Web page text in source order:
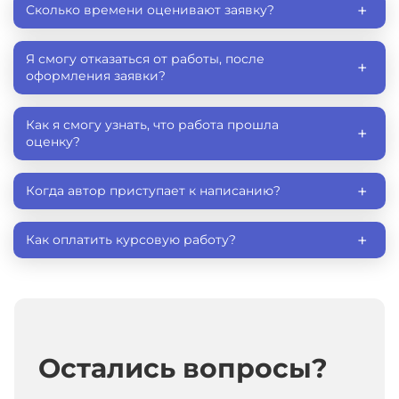
Экономика
Экономика жилищно-коммунального хозяйства
Экономика здравоохранения
Экономика интеллектуальной собственности
Экономика инноваций
Экономика культуры и искусства
Экономика легкой промышленности
Экономика промышленности
Экономика транспорта
Экономика химической промышленности
+
Сколько времени оценивают заявку?
+
Я смогу отказаться от работы, после
оформления заявки?
+
Как я смогу узнать, что работа прошла
оценку?
+
Когда автор приступает к написанию?
+
Как оплатить курсовую работу?
Остались вопросы?